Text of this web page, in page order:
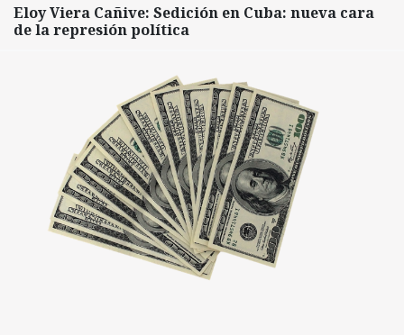
Eloy Viera Cañive: Sedición en Cuba: nueva cara
de la represión política